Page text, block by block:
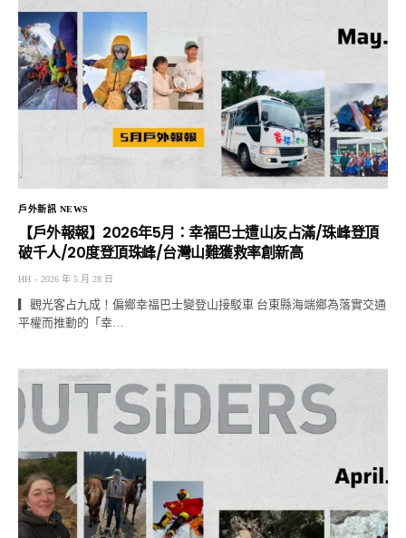
戶外新訊 NEWS
【戶外報報】2026年5月：幸福巴士遭山友占滿/珠峰登頂
破千人/20度登頂珠峰/台灣山難獲救率創新高
HH 2026 年 5 月 28 日
▎觀光客占九成！偏鄉幸福巴士變登山接駁車 台東縣海端鄉為落實交通
平權而推動的「幸…